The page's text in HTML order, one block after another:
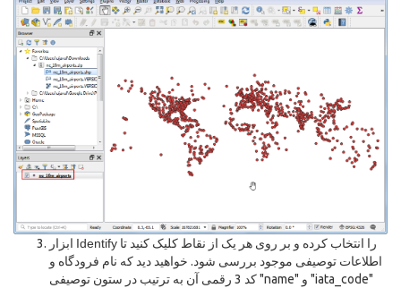
Identify
اطلاعات توصیفی موجود بررسی شود. خواهید دید که نام فرودگاه و
کد 3 رقمی آن به ترتیب در ستون توصیفی "name" و "iata_code"